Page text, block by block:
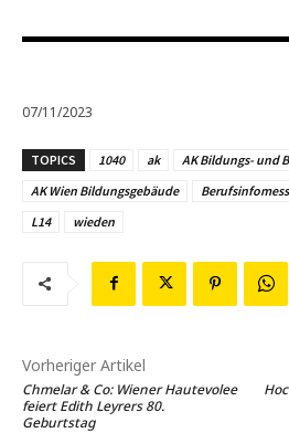
07/11/2023
TOPICS 1040 ak
AK Bildungs- und
AK Wien Bildungsgebäude
L14
wieden
Vorheriger Artikel
Chmelar & Co: Wiener Hautevolee
feiert Edith Leyrers 80.
Geburtstag